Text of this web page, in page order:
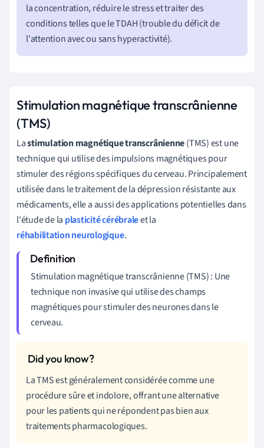
la concentration, réduire le stress et traiter des
conditions telles que le TDAH (trouble du déficit de
l'attention avec ou sans hyperactivité).
Stimulation magnétique transcrânienne
(TMS)
Lastimulation magnétique transcrânienne(TMS) est une
technique qui utilise des impulsions magnétiques pour
stimuler des régions spécifiques du cerveau. Principalement
utilisée dans le traitement de la dépression résistante aux
médicaments, elle a aussi des applications potentielles dans
l'étude de la plasticité cérébraleet la
réhabilitation neurologique.
Stimulation magnétique transcrânienne (TMS) : Une
technique non invasive qui utilise des champs
magnétiques pour stimuler des neurones dans le
cerveau.
La TMS est généralement considérée comme une
procédure sûre et indolore, offrant une alternative
pour les patients qui ne répondent pas bien aux
traitements pharmacologiques.